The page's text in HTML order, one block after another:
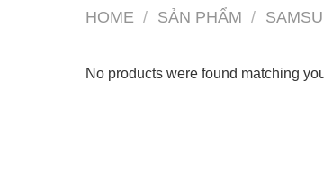
HOME / SẢN PHẨM /
No products were found matching